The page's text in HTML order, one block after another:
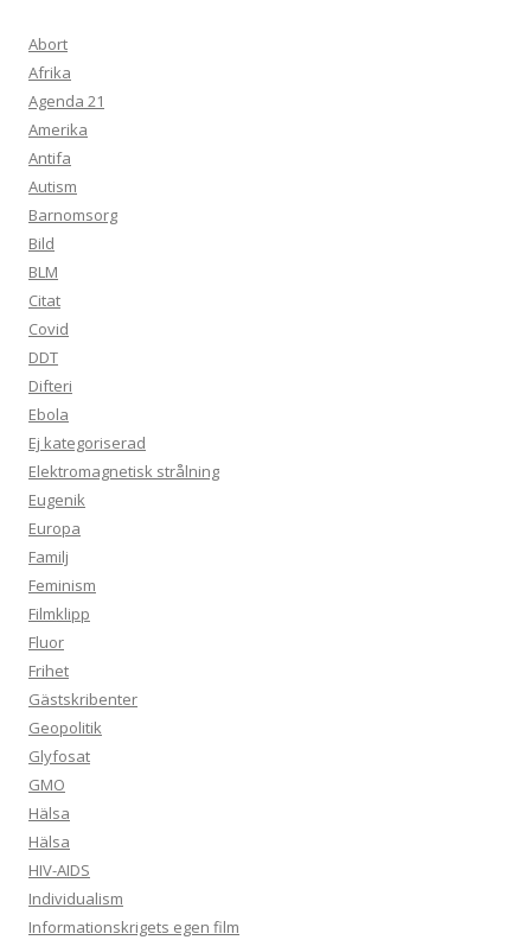
Abort
Afrika
Agenda 21
Amerika
Antifa
Autism
Barnomsorg
Bild
BLM
Citat
Covid
DDT
Difteri
Ebola
Ej kategoriserad
Elektromagnetisk strålning
Eugenik
Europa
Familj
Feminism
Filmklipp
Fluor
Frihet
Gästskribenter
Geopolitik
Glyfosat
GMO
Hälsa
Hälsa
HIV-AIDS
Individualism
Informationskrigets egen film